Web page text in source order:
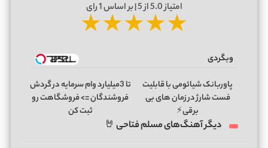
امتیاز5.0از 5 | بر اساس 1رای
★★★★★
وبگردی
پاوربانک شیائومی با قابلیت
فست شارژ در زمان های بی
برقی⚡
تا 3میلیارد وام سرمایه در گردش
فروشندگان => فروشگاهت رو
ثبت کن
دیگر آهنگ‌های مسلم فتاحی 🤘